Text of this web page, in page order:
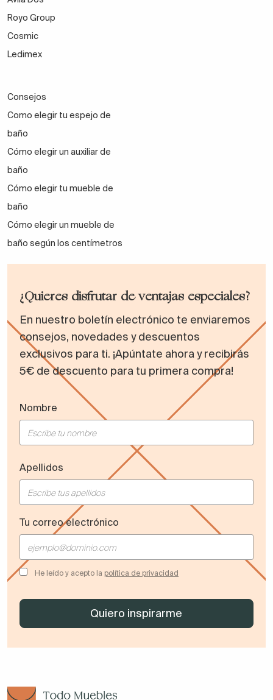
Royo Group
Cosmic
Ledimex
Consejos
Como elegir tu espejo de
baño
Cómo elegir un auxiliar de
baño
Cómo elegir tu mueble de
baño
Cómo elegir un mueble de
baño según los centímetros
¿Quieres disfrutar de ventajas especiales?
En nuestro boletín electrónico te enviaremos
consejos, novedades y descuentos
exclusivos para ti. ¡Apúntate ahora y recibirás
5€ de descuento para tu primera compra!
Nombre
Apellidos
Tu correo electrónico
He leído y acepto la política de privacidad